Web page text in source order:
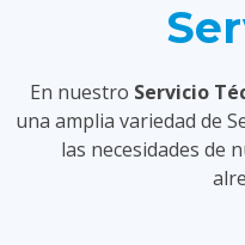
En nuestro Servicio
una amplia variedad de
las necesidades de